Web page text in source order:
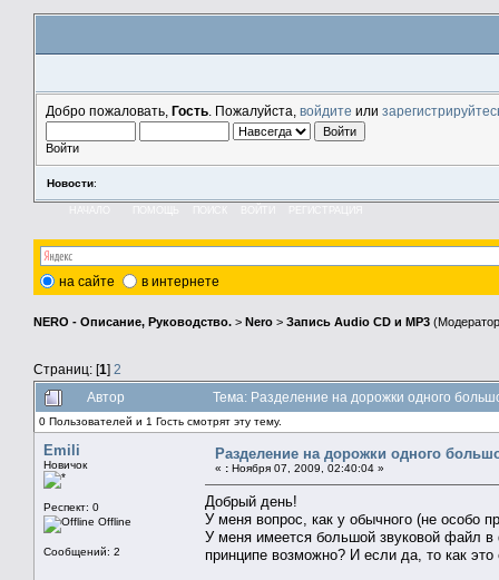
Добро пожаловать, Гость . Пожалуйста, войдите или
Войти
Новости:
ПОМОЩЬ РЕГИСТРАЦИЯ
на сайте в интернете
NERO - Описание, Руководство. > Nero > Запись Audio CD и MP3
Страниц: [1] 2
Автор
Тема: Разделение на дорожки одного
0 Пользователей и 1 Гость смотрят эту тему.
Emili
Новичок
Респект: 0
Offline
Сообщений: 2
Разделение на дорожки одного
« : Ноября 07, 2009, 02:40:04 »
Добрый день!
У меня вопрос, как у обычного (не особо
У меня имеется большой звуковой файл
принципе возможно? И если да, то как это